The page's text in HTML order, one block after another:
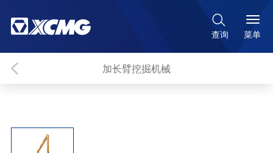

查询 菜单
加长臂挖掘机械